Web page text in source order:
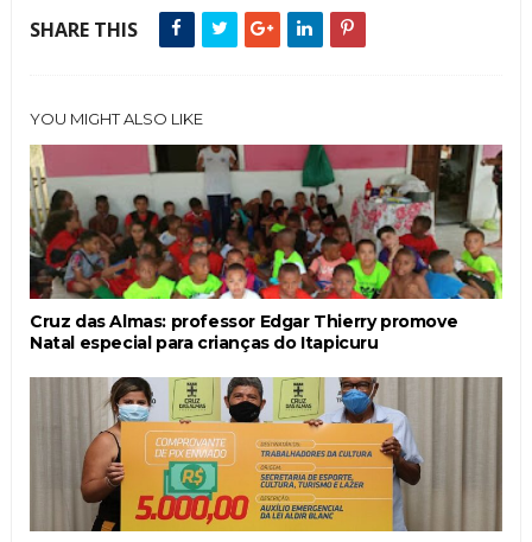
SHARE THIS
YOU MIGHT ALSO LIKE
Cruz das Almas: professor Edgar Thierry promove
Natal especial para crianças do Itapicuru